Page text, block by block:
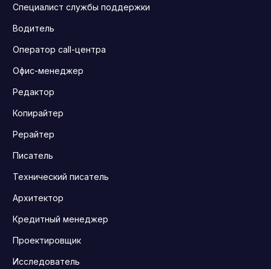
Специалист службы поддержки
Водитель
Оператор call-центра
Офис-менеджер
Редактор
Копирайтер
Рерайтер
Писатель
Технический писатель
Архитектор
Кредитный менеджер
Проектировщик
Исследователь